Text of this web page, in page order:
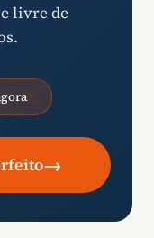
livre de
→